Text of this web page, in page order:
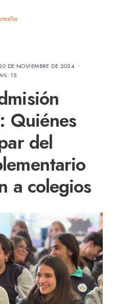
DE NOVIEMBRE DE 2024 •
15
Quiénes
del
a colegios